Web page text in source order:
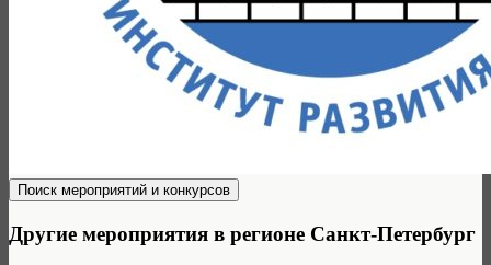
Другие мероприятия в регионе Санкт-Петербург